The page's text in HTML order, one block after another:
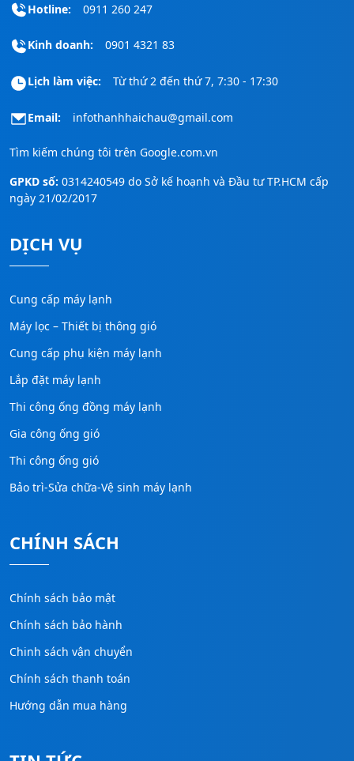
Hotline: 0911 260 247
Kinh doanh: 0901 4321 83
Lịch làm việc: Từ thứ 2 đến thứ 7, 7:30 - 17:30
Email: infothanhhaichau@gmail.com
Tìm kiếm chúng tôi trên Google.com.vn
GPKD số: 0314240549 do Sở kế hoạnh và Đầu tư TP.HCM cấp
ngày 21/02/2017
DỊCH VỤ
Cung cấp máy lạnh
Máy lọc – Thiết bị thông gió
Cung cấp phụ kiện máy lạnh
Lắp đặt máy lạnh
Thi công ống đồng máy lạnh
Gia công ống gió
Thi công ống gió
Bảo trì-Sửa chữa-Vệ sinh máy lạnh
CHÍNH SÁCH
Chính sách bảo mật
Chính sách bảo hành
Chinh sách vận chuyển
Chính sách thanh toán
Hướng dẫn mua hàng